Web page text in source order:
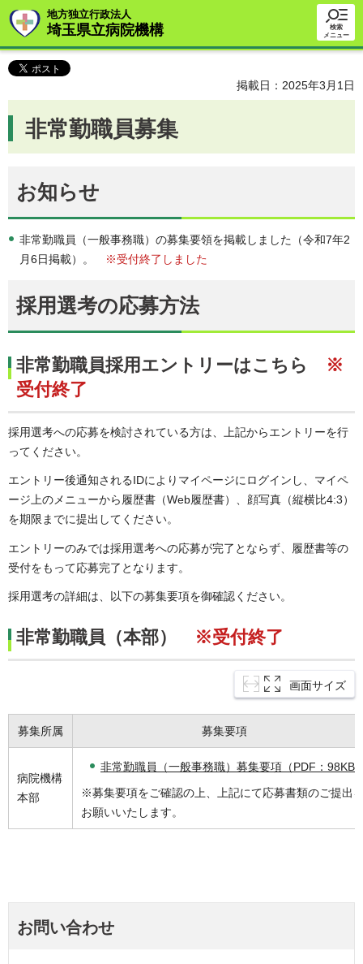
地方独立行政法人
埼玉県立病院機構
検索
メニュー
掲載日：2025年3月1日
非常勤職員募集
お知らせ
非常勤職員（一般事務職）の募集要領を掲載しました（令和7年2
月6日掲載）。
※受付終了しました
採用選考の応募方法
非常勤職員採用エントリーはこちら
※
受付終了
採用選考への応募を検討されている方は、上記からエントリーを行
ってください。
エントリー後通知されるIDによりマイページにログインし、マイペ
ージ上のメニューから履歴書（Web履歴書）、顔写真（縦横比4:3）
を期限までに提出してください。
エントリーのみでは採用選考への応募が完了とならず、履歴書等の
受付をもって応募完了となります。
採用選考の詳細は、以下の募集要項を御確認ください。
非常勤職員（本部） ※受付終了
画面サイズ
募集所属 募集要項
病院機構
本部
非常勤職員（一般事務職）募集要項（PDF：98KB
※募集要項をご確認の上、上記にて応募書類のご提出
お願いいたします。
お問い合わせ